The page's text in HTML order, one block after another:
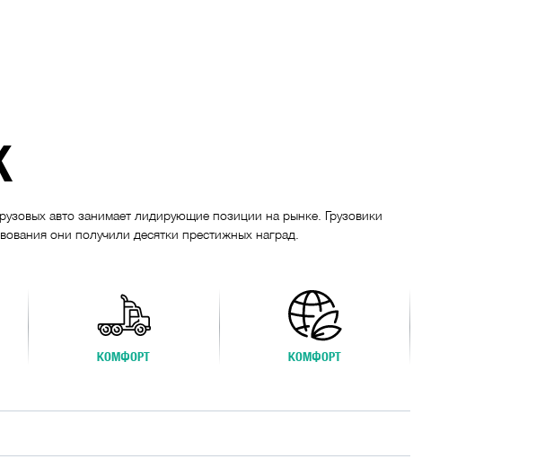
авто занимает лидирующие позиции на рынке. Грузовики
они получили десятки престижных наград.
КОМФОРТ КОМФОРТ